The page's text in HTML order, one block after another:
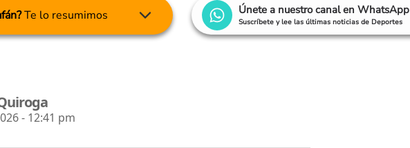
Te lo resumimos Únete a nuestro canal en WhatsApp
Suscríbete y lee las últimas noticias de Deportes
- 12:41 pm